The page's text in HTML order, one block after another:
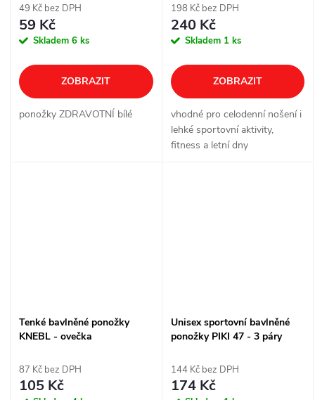
49 Kč bez DPH
59 Kč
Skladem 6 ks
ZOBRAZIT
ponožky ZDRAVOTNÍ bílé
198 Kč bez DPH
240 Kč
Skladem 1 ks
ZOBRAZIT
vhodné pro celodenní nošení i
lehké sportovní aktivity,
fitness a letní dny
Tenké bavlněné ponožky
KNEBL - ovečka
87 Kč bez DPH
105 Kč
Unisex sportovní bavlněné
ponožky PIKI 47 - 3 páry
144 Kč bez DPH
174 Kč